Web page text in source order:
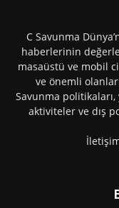
C Savunma
haberlerinin
masaüstü ve mobil
ve önemli
Savunma
aktiviteler ve dış